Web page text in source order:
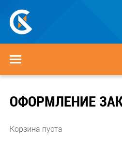
ОФОРМЛЕНИЕ
Корзина пуста